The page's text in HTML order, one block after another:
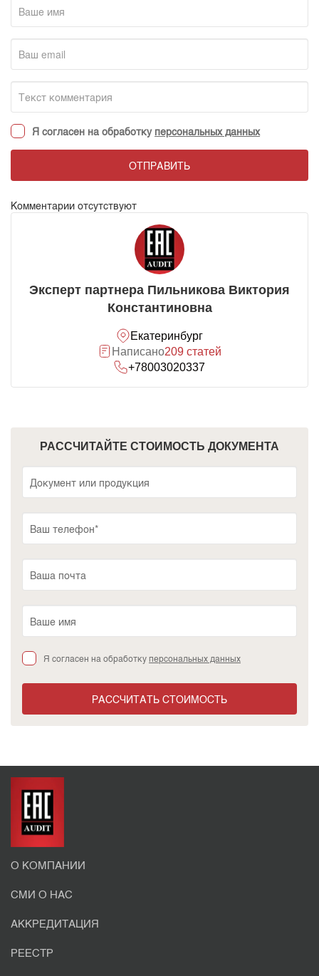
Я согласен на обработку персональных данных
ОТПРАВИТЬ
Комментарии отсутствуют
Эксперт партнера Пильникова Виктория
Константиновна
Екатеринбург
Написано209 статей
+78003020337
РАССЧИТАЙТЕ СТОИМОСТЬ ДОКУМЕНТА
Я согласен на обработкуперсональных данных
РАССЧИТАТЬ СТОИМОСТЬ
О КОМПАНИИ
СМИ О НАС
АККРЕДИТАЦИЯ
РЕЕСТР